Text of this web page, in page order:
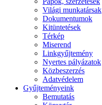
Világi munkatársak
Dokumentumok
Kitüntetések
Térkép
Miserend
Linkgyűjtemény
Nyertes pályázatok
Közbeszerzés
Adatvédelem
Gyűjteményeink
Bemutatás